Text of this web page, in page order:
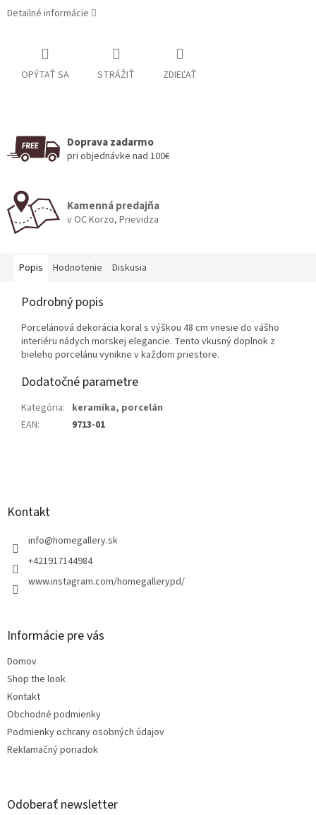
Detailné informácie
OPÝTAŤ SA STRÁŽIŤ ZDIEĽAŤ
Doprava zadarmo
pri objednávke nad 100€
Kamenná predajňa
v OC Korzo, Prievidza
Popis Hodnotenie Diskusia
Podrobný popis
Porcelánová dekorácia koral s výškou 48 cm vnesie do vášho
interiéru nádych morskej elegancie. Tento vkusný doplnok z
bieleho porcelánu vynikne v každom priestore.
Dodatočné parametre
Kategória: keramika, porcelán
EAN: 9713-01
Kontakt
info@homegallery.sk
+421917144984
www.instagram.com/homegallerypd/
Informácie pre vás
Domov
Shop the look
Kontakt
Obchodné podmienky
Podmienky ochrany osobných údajov
Reklamačný poriadok
Odoberať newsletter